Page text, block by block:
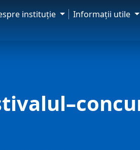
instituţie Informaţii utile